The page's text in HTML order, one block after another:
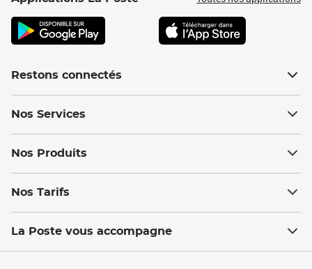
Restons connectés
Nos Services
Nos Produits
Nos Tarifs
La Poste vous accompagne